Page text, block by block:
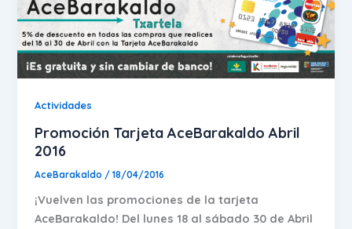
Actividades
Promoción Tarjeta AceBarakaldo Abril
2016
AceBarakaldo /18/04/2016
¡Vuelven las promociones de la tarjeta
AceBarakaldo! Del lunes 18 al sábado 30 de Abril